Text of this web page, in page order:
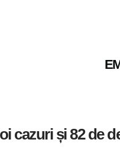
cazuri și 82 de